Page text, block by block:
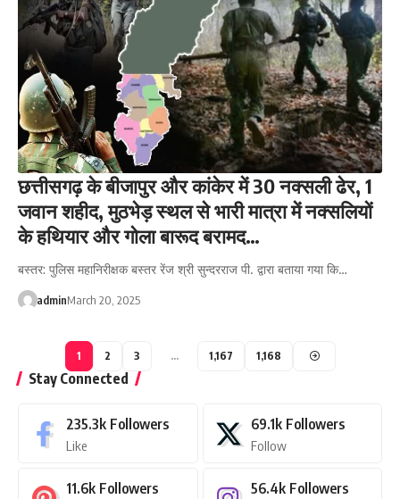
छत्तीसगढ़ के बीजापुर और कांकेर में 30 नक्सली ढेर, 1
जवान शहीद, मुठभेड़ स्थल से भारी मात्रा में नक्सलियों
के हथियार और गोला बारूद बरामद…
बस्तर: पुलिस महानिरीक्षक बस्तर रेंज श्री सुन्दरराज पी. द्वारा बताया गया कि…
adminMarch 20, 2025
1 2 3 … 1,167 1,168
Stay Connected
235.3k Followers
Like
69.1k Followers
Follow
11.6k Followers 56.4k Followers